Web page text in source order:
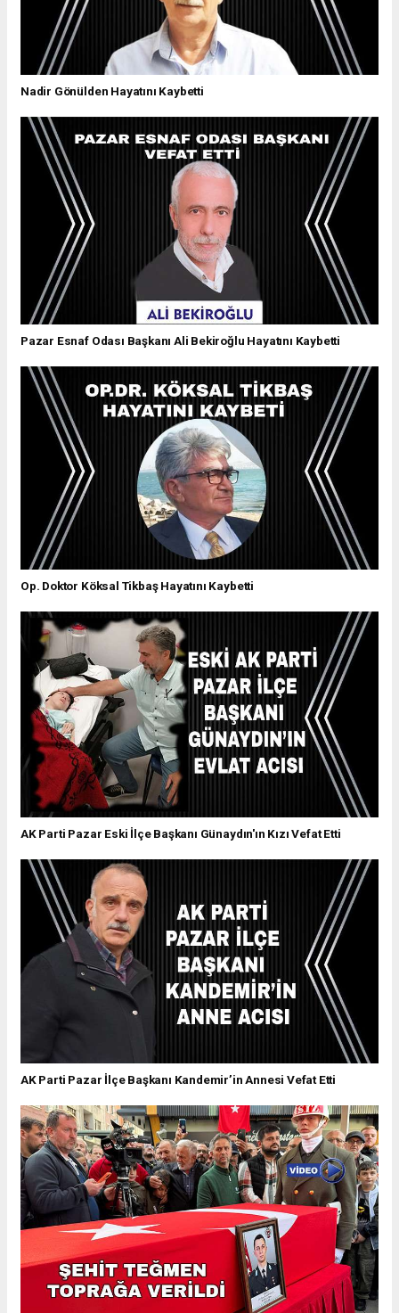
Nadir Gönülden Hayatını Kaybetti
Pazar Esnaf Odası Başkanı Ali Bekiroğlu Hayatını Kaybetti
Op. Doktor Köksal Tikbaş Hayatını Kaybetti
AK Parti Pazar Eski İlçe Başkanı Günaydın'ın Kızı Vefat Etti
AK Parti Pazar İlçe Başkanı Kandemir’in Annesi Vefat Etti